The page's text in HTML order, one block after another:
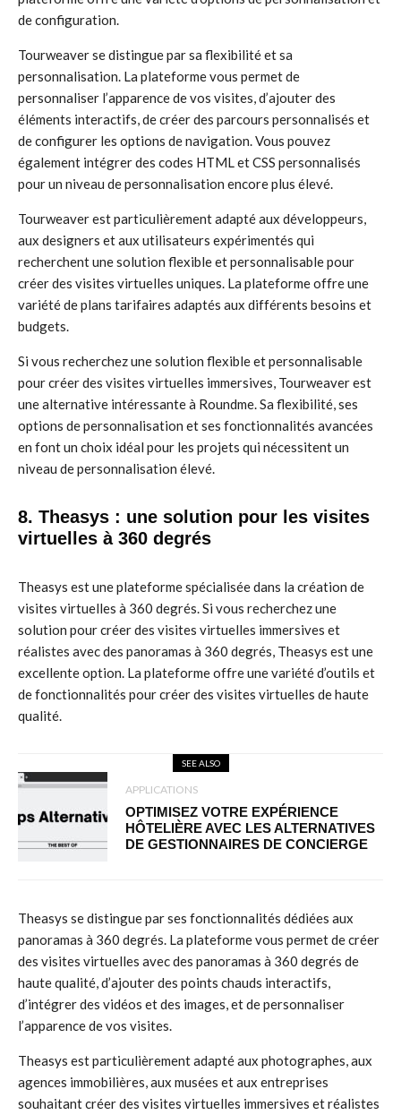
de configuration.
Tourweaver se distingue par sa flexibilité et sa
personnalisation. La plateforme vous permet de
personnaliser l’apparence de vos visites, d’ajouter des
éléments interactifs, de créer des parcours personnalisés et
de configurer les options de navigation. Vous pouvez
également intégrer des codes HTML et CSS personnalisés
pour un niveau de personnalisation encore plus élevé.
Tourweaver est particulièrement adapté aux développeurs,
aux designers et aux utilisateurs expérimentés qui
recherchent une solution flexible et personnalisable pour
créer des visites virtuelles uniques. La plateforme offre une
variété de plans tarifaires adaptés aux différents besoins et
budgets.
Si vous recherchez une solution flexible et personnalisable
pour créer des visites virtuelles immersives, Tourweaver est
une alternative intéressante à Roundme. Sa flexibilité, ses
options de personnalisation et ses fonctionnalités avancées
en font un choix idéal pour les projets qui nécessitent un
niveau de personnalisation élevé.
8. Theasys : une solution pour les visites
virtuelles à 360 degrés
Theasys est une plateforme spécialisée dans la création de
visites virtuelles à 360 degrés. Si vous recherchez une
solution pour créer des visites virtuelles immersives et
réalistes avec des panoramas à 360 degrés, Theasys est une
excellente option. La plateforme offre une variété d’outils et
de fonctionnalités pour créer des visites virtuelles de haute
qualité.
SEE ALSO
APPLICATIONS
OPTIMISEZ VOTRE EXPÉRIENCE
HÔTELIÈRE AVEC LES ALTERNATIVES
DE GESTIONNAIRES DE CONCIERGE
Theasys se distingue par ses fonctionnalités dédiées aux
panoramas à 360 degrés. La plateforme vous permet de créer
des visites virtuelles avec des panoramas à 360 degrés de
haute qualité, d’ajouter des points chauds interactifs,
d’intégrer des vidéos et des images, et de personnaliser
l’apparence de vos visites.
Theasys est particulièrement adapté aux photographes, aux
agences immobilières, aux musées et aux entreprises
souhaitant créer des visites virtuelles immersives et réalistes